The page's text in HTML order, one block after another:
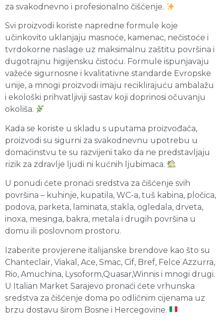
za svakodnevno i profesionalno čišćenje.
Svi proizvodi koriste napredne formule koje
učinkovito uklanjaju masnoće, kamenac, nečistoće i
tvrdokorne naslage uz maksimalnu zaštitu površina i
dugotrajnu higijensku čistoću. Formule ispunjavaju
važeće sigurnosne i kvalitativne standarde Evropske
unije, a mnogi proizvodi imaju reciklirajuću ambalažu
i ekološki prihvatljiviji sastav koji doprinosi očuvanju
okoliša.
Kada se koriste u skladu s uputama proizvođača,
proizvodi su sigurni za svakodnevnu upotrebu u
domaćinstvu te su razvijeni tako da ne predstavljaju
rizik za zdravlje ljudi ni kućnih ljubimaca.
U ponudi ćete pronaći sredstva za čišćenje svih
površina – kuhinje, kupatila, WC-a, tuš kabina, pločica,
podova, parketa, laminata, stakla, ogledala, drveta,
inoxa, mesinga, bakra, metala i drugih površina u
domu ili poslovnom prostoru.
Izaberite provjerene italijanske brendove kao što su
Chanteclair, Viakal, Ace, Smac, Cif, Bref, Felce Azzurra,
Rio, Amuchina, Lysoform,Quasar,Winnis i mnogi drugi.
U Italian Market Sarajevo pronaći ćete vrhunska
sredstva za čišćenje doma po odličnim cijenama uz
brzu dostavu širom Bosne i Hercegovine.